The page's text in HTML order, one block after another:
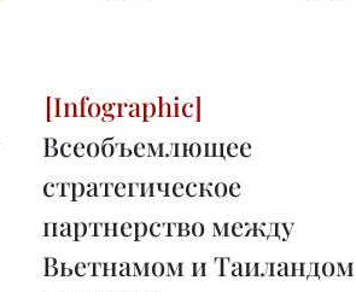
Всеобъемлющее
стратегическое
партнерство между
Вьетнамом и Таиландом